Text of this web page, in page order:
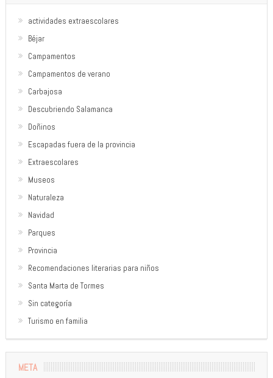
actividades extraescolares
Béjar
Campamentos
Campamentos de verano
Carbajosa
Descubriendo Salamanca
Doñinos
Escapadas fuera de la provincia
Extraescolares
Museos
Naturaleza
Navidad
Parques
Provincia
Recomendaciones literarias para niños
Santa Marta de Tormes
Sin categoría
Turismo en familia
META